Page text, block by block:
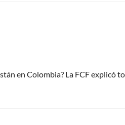
en Colombia? La FCF explicó